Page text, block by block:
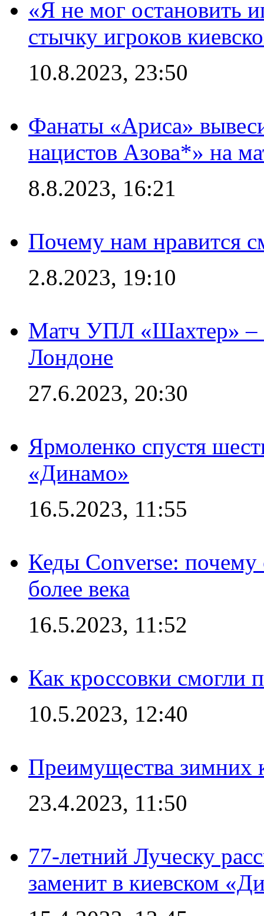
«Я не мог остановить
стычку игроков
10.8.2023, 23:50
Фанаты «Ариса»
нацистов Азова*» на
8.8.2023, 16:21
Почему нам нравится
2.8.2023, 19:10
Матч УПЛ «Шахтер» –
Лондоне
27.6.2023, 20:30
Ярмоленко спустя
«Динамо»
16.5.2023, 11:55
Кеды Converse:
более века
16.5.2023, 11:52
Как кроссовки смогли
10.5.2023, 12:40
Преимущества зимних
23.4.2023, 11:50
77-летний Луческу
заменит в киевском